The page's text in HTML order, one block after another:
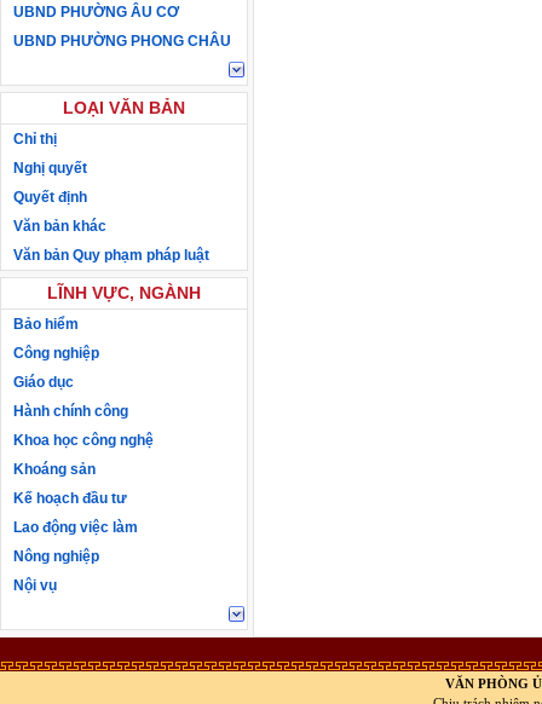
UBND PHƯỜNG ÂU CƠ
UBND PHƯỜNG PHONG CHÂU
LOẠI VĂN BẢN
Chỉ thị
Nghị quyết
Quyết định
Văn bản khác
Văn bản Quy phạm pháp luật
LĨNH VỰC, NGÀNH
Bảo hiểm
Công nghiệp
Giáo dục
Hành chính công
Khoa học công nghệ
Khoáng sản
Kế hoạch đầu tư
Lao động việc làm
Nông nghiệp
Nội vụ
VĂN PHÒNG